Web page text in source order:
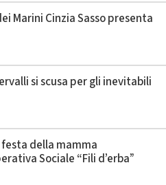
Marini Cinzia Sasso presenta
si scusa per gli inevitabili
della mamma
Sociale “Fili d’erba”